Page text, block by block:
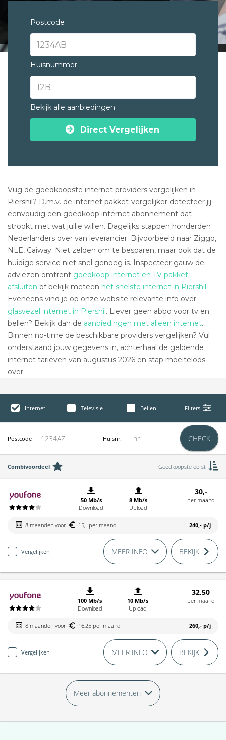
Postcode
Huisnummer
Bekijk alle aanbiedingen
Direct Vergelijken
Vug de goedkoopste internet providers vergelijken in
Piershil? D.m.v. de internet pakket-vergelijker detecteer jij
eenvoudig een goedkoop internet abonnement dat
strookt met wat jullie willen. Dagelijks stappen honderden
Nederlanders over van leverancier. Bijvoorbeeld naar Ziggo,
NLE, Caiway. Niet zelden om te besparen, maar ook dat de
huidige service niet snel genoeg is. Inspecteer gauw de
adviezen omtrent goedkoop internet en TV pakket
afsluiten of bekijk meteen het snelste internet in Piershil.
Eveneens vind je op onze website relevante info over
glasvezel internet in Piershil. Liever geen abbo voor tv en
bellen? Bekijk dan de aanbiedingen met alleen internet.
Binnen no-time de beschikbare providers vergelijken? Vul
onderstaand jouw gegevens in, achterhaal de geldende
internet tarieven van augustus 2026 en stap moeiteloos
over.
Internet Televisie Bellen Filters
Postcode Huisnr. CHECK
Combivoordeel Goedkoopste eerst
50 Mb/s
Download
8 Mb/s
Upload
30,-
per maand
8 maanden voor 15,- per maand 240,- p/j
Vergelijken MEER INFO BEKIJK
100 Mb/s
Download
10 Mb/s
Upload
32,50
per maand
8 maanden voor 16,25 per maand 260,- p/j
Vergelijken MEER INFO BEKIJK
Meer abonnementen